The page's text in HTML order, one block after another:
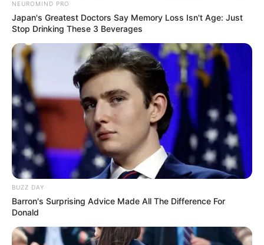
Ο Υπόγειος Πόλεμος είναι
γεγονός.. Το κυνήγι είναι σε
εξέλιξη
Κεντρικό Ισραηλιτικό
Συμβούλιο: Αντιδρά για την
προαγωγή της Παγουτέλη
στην αντιπροεδρία του...
ΩΡΑ ΤΩΝ ΓΗΙΝΩΝ
ΑΠΟΚΑΛΥΨΕΩΝ ΛΕΠΤΟ ΠΡΟΣ
ΛΕΠΤΟ. Ο...
σχολιάζοντας τον λόγο
Νικηφόρας...
NEUROMIND PRO
Japan's Greatest Doctors Say Memory Loss Isn't Age: Just
Stop Drinking These 3 Beverages
BUZZ DAY
Barron's Surprising Advice Made All The Difference For
Donald